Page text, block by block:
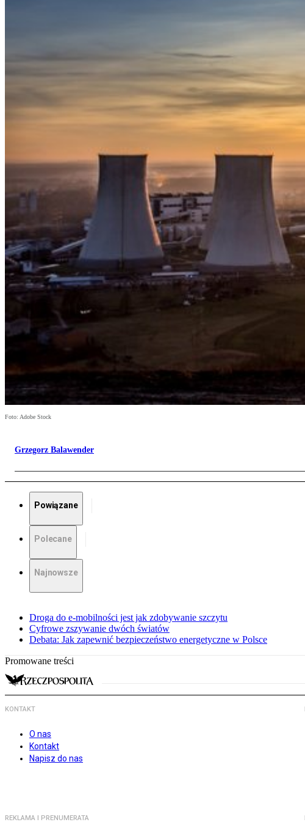
Foto: Adobe Stock
Grzegorz Balawender
Powiązane
Polecane
Najnowsze
Droga do e-mobilności jest jak zdobywanie szczytu
Cyfrowe zszywanie dwóch światów
Debata: Jak zapewnić bezpieczeństwo energetyczne w Polsce
Promowane treści
KONTAKT
O nas
Kontakt
Napisz do nas
REKLAMA I PRENUMERATA